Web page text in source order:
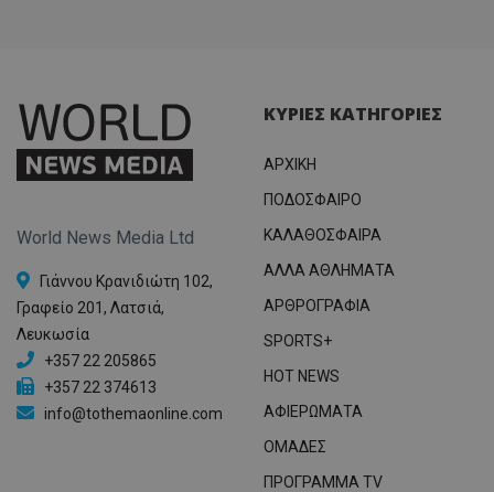
World News Media Ltd
Γιάννου Κρανιδιώτη 102,
Γραφείο 201, Λατσιά,
Λευκωσία
+357 22 205865
+357 22 374613
info@tothemaonline.com
ΚΥΡΙΕΣ ΚΑΤΗΓΟΡΙΕΣ
ΑΡΧΙΚΗ
ΠΟΔΟΣΦΑΙΡΟ
ΚΑΛΑΘΟΣΦΑΙΡΑ
ΑΛΛΑ ΑΘΛΗΜΑΤΑ
ΑΡΘΡΟΓΡΑΦΙΑ
SPORTS+
HOT NEWS
ΑΦΙΕΡΩΜΑΤΑ
ΟΜΑΔΕΣ
ΠΡΟΓΡΑΜΜΑ TV